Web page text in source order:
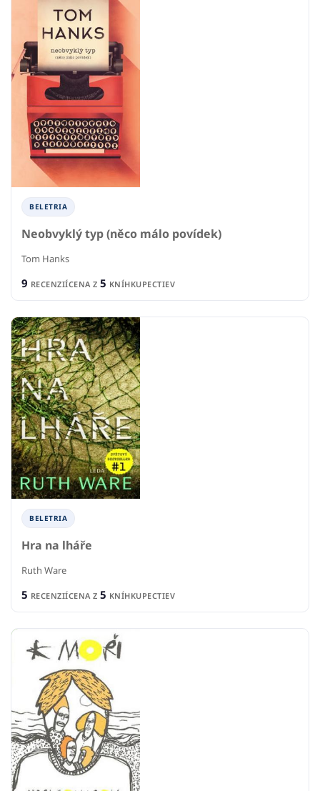
BELETRIA
Neobvyklý typ (něco málo povídek)
Tom Hanks
9 RECENZIÍCENA Z 5 KNÍHKUPECTIEV
BELETRIA
Hra na lháře
Ruth Ware
5 RECENZIÍCENA Z 5 KNÍHKUPECTIEV